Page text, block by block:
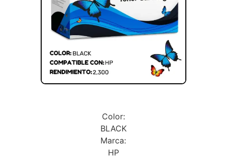
Color:
BLACK
Marca:
HP